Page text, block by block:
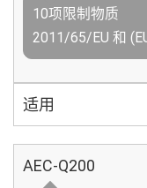
10项限制物质
2011/65/EU 和
适用
AEC-Q200